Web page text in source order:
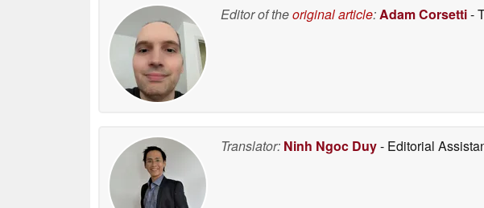
Editor of theoriginal article:Adam Corsetti-
Translator: Ninh Ngoc Duy- Editorial